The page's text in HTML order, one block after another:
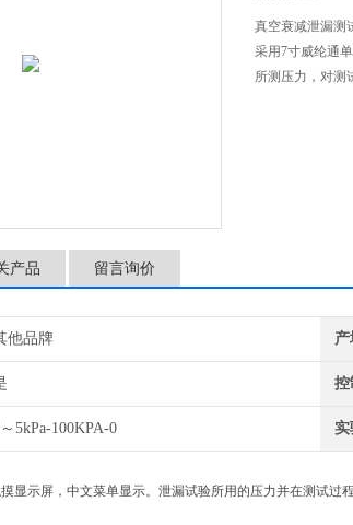
真空衰减泄漏测
采用7寸威纶通
所测压力，对测
产品 留言询价
他品牌 产
控
5kPa-100KPA-0 实
显示屏，中文菜单显示。泄漏试验所用的压力并在测试过